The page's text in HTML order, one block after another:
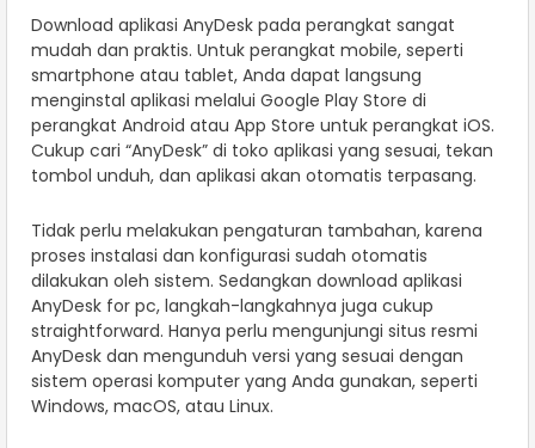
Download aplikasi AnyDesk pada perangkat sangat
mudah dan praktis. Untuk perangkat mobile, seperti
smartphone atau tablet, Anda dapat langsung
menginstal aplikasi melalui Google Play Store di
perangkat Android atau App Store untuk perangkat iOS.
Cukup cari “AnyDesk” di toko aplikasi yang sesuai, tekan
tombol unduh, dan aplikasi akan otomatis terpasang.
Tidak perlu melakukan pengaturan tambahan, karena
proses instalasi dan konfigurasi sudah otomatis
dilakukan oleh sistem. Sedangkan download aplikasi
AnyDesk for pc, langkah-langkahnya juga cukup
straightforward. Hanya perlu mengunjungi situs resmi
AnyDesk dan mengunduh versi yang sesuai dengan
sistem operasi komputer yang Anda gunakan, seperti
Windows, macOS, atau Linux.